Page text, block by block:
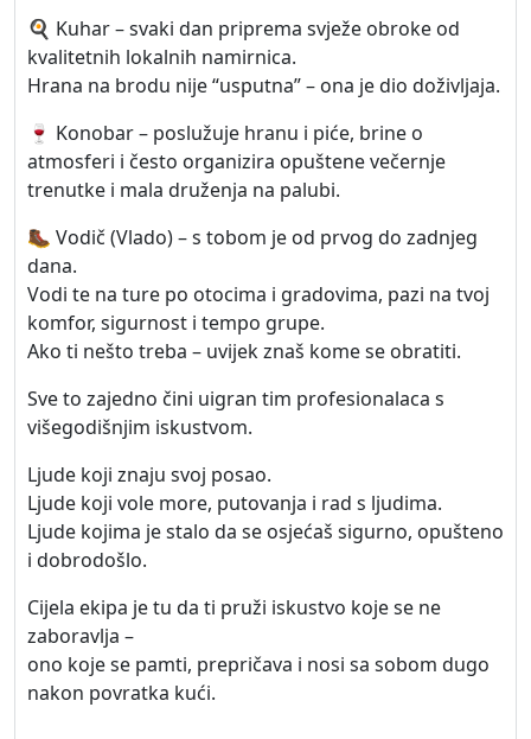
🍳 Kuhar – svaki dan priprema svježe obroke od
kvalitetnih lokalnih namirnica.
Hrana na brodu nije “usputna” – ona je dio doživljaja.
🍷 Konobar – poslužuje hranu i piće, brine o
atmosferi i često organizira opuštene večernje
trenutke i mala druženja na palubi.
🥾 Vodič (Vlado) – s tobom je od prvog do zadnjeg
dana.
Vodi te na ture po otocima i gradovima, pazi na tvoj
komfor, sigurnost i tempo grupe.
Ako ti nešto treba – uvijek znaš kome se obratiti.
Sve to zajedno čini uigran tim profesionalaca s
višegodišnjim iskustvom.
Ljude koji znaju svoj posao.
Ljude koji vole more, putovanja i rad s ljudima.
Ljude kojima je stalo da se osjećaš sigurno, opušteno
i dobrodošlo.
Cijela ekipa je tu da ti pruži iskustvo koje se ne
zaboravlja –
ono koje se pamti, prepričava i nosi sa sobom dugo
nakon povratka kući.